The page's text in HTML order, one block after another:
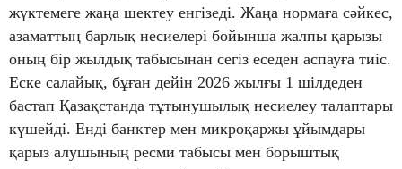
жүктемеге жаңа шектеу енгізеді. Жаңа нормаға сәйкес,
азаматтың барлық несиелері бойынша жалпы қарызы
оның бір жылдық табысынан сегіз еседен аспауға тиіс.
Еске салайық, бұған дейін 2026 жылғы 1 шілдеден
бастап Қазақстанда тұтынушылық несиелеу талаптары
күшейді. Енді банктер мен микроқаржы ұйымдары
қарыз алушының ресми табысы мен борыштық